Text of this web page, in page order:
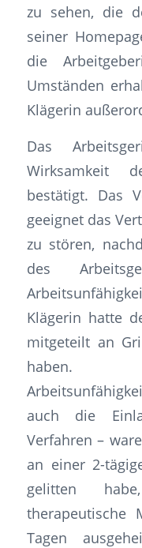
zu sehen, die
seiner
die
Umständen
Klägerin
Das
Wirksamkeit
bestätigt. Das
geeignet das
zu stören,
des
Klägerin hatte
mitgeteilt an
auch die
Verfahren –
an einer 2-
gelitten
therapeutische
Tagen